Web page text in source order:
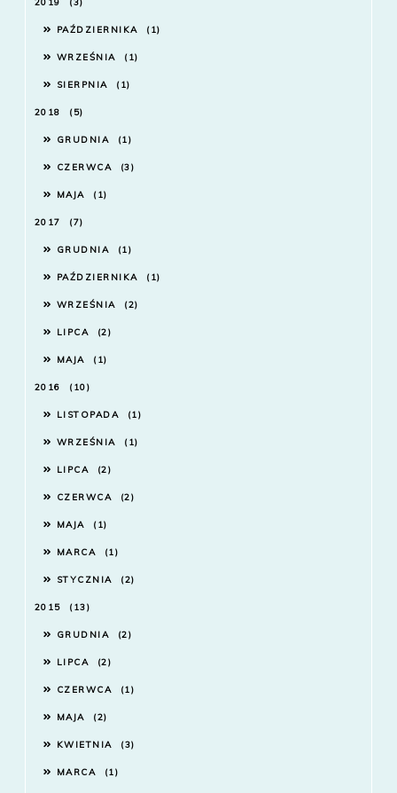
2019 3
PAŹDZIERNIKA 1
WRZEŚNIA 1
SIERPNIA 1
2018 5
GRUDNIA 1
CZERWCA 3
MAJA 1
2017 7
GRUDNIA 1
PAŹDZIERNIKA 1
WRZEŚNIA 2
LIPCA 2
MAJA 1
2016 10
LISTOPADA 1
WRZEŚNIA 1
LIPCA 2
CZERWCA 2
MAJA 1
MARCA 1
STYCZNIA 2
2015 13
GRUDNIA 2
LIPCA 2
CZERWCA 1
MAJA 2
KWIETNIA 3
MARCA 1